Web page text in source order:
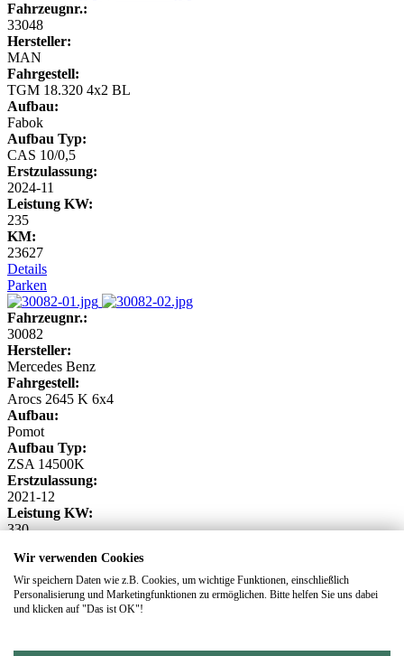
Fahrzeugnr.:
33048
Hersteller:
MAN
Fahrgestell:
TGM 18.320 4x2 BL
Aufbau:
Fabok
Aufbau Typ:
CAS 10/0,5
Erstzulassung:
2024-11
Leistung KW:
235
KM:
23627
Details
Parken
Fahrzeugnr.:
30082
Hersteller:
Mercedes Benz
Fahrgestell:
Arocs 2645 K 6x4
Aufbau:
Pomot
Aufbau Typ:
ZSA 14500K
Erstzulassung:
2021-12
Leistung KW:
330
73436
Details
Parken
Wir verwenden Cookies
Wir speichern Daten wie z.B. Cookies, um wichtige Funktionen, einschließlich
Personalisierung und Marketingfunktionen zu ermöglichen. Bitte helfen Sie uns dabei
und klicken auf "Das ist OK"!